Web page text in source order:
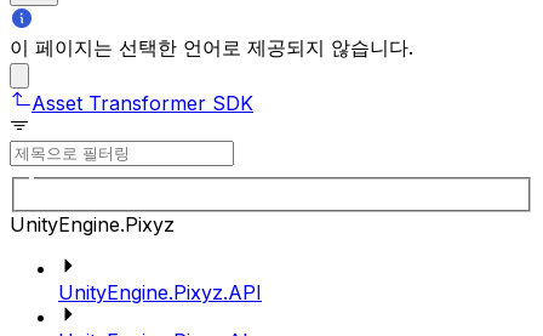
이 페이지는 선택한 언어로 제공되지 않습니다.
Asset Transformer SDK
UnityEngine.Pixyz
UnityEngine.Pixyz.API